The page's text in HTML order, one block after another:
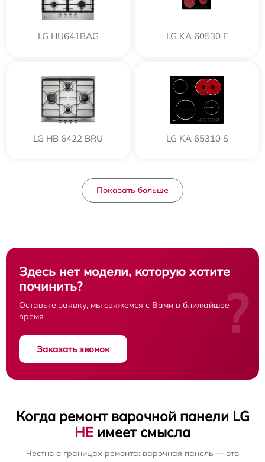
LG HU641BAG LG KA 60530 F
LG HB 6422 BRU LG KA 65310 S
Показать больше
Здесь нет модели, которую хотите
починить?
Оставьте заявку, мы свяжемся с Вами в ближайшее
время
Заказать звонок
?
Когда ремонт варочной панели LG
НЕ имеет смысла
Честно о границах ремонта: варочная панель — это